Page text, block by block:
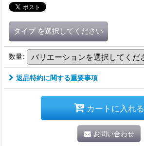
タイプ を選択してください
数量:
返品特約に関する重要事項
カートに入れる
お問い合わせ